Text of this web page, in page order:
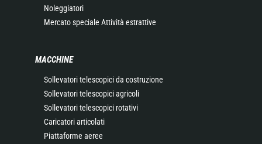
Noleggiatori
Mercato speciale Attività estrattive
MACCHINE
Sollevatori telescopici da costruzione
Sollevatori telescopici agricoli
Sollevatori telescopici rotativi
Caricatori articolati
Piattaforme aeree